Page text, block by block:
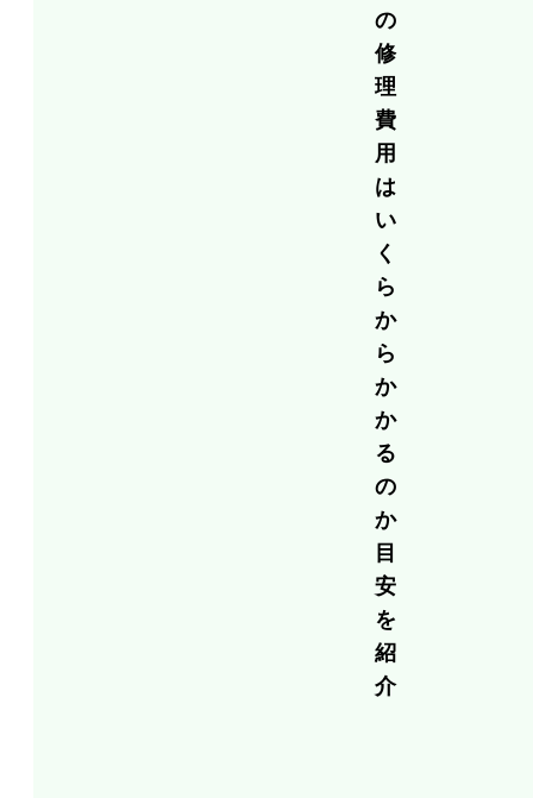
の
修
理
費
用
は
い
く
ら
か
ら
か
か
る
の
か
目
安
を
紹
介